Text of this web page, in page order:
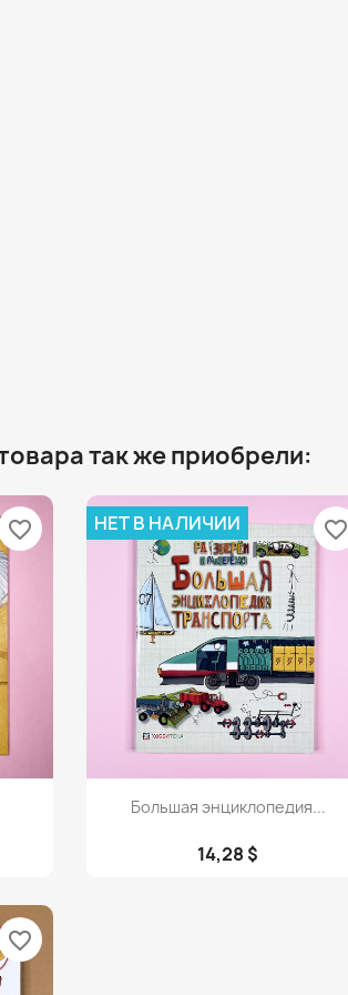
так же приобрели:
favorite_border
Просмотр
Большая энциклопедия...
14,28 $
НЕТ В НАЛИЧИИ favorite_border
favorite_border